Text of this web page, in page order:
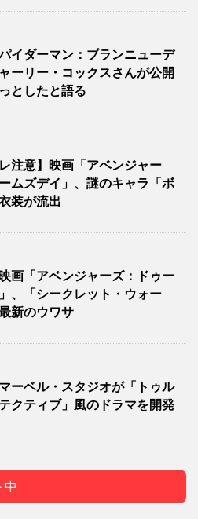
イダーマン：ブランニューデ
ーリー・コックスさんが公開
としたと語る
レ注意】映画「アベンジャー
ムズデイ」、謎のキャラ「ボ
装が流出
映画「アベンジャーズ：ドゥー
、「シークレット・ウォー
新のウワサ
マーベル・スタジオが「トゥル
クティブ」風のドラマを開発
中